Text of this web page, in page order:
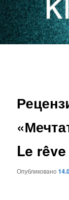
основному
Le
Опубликовано